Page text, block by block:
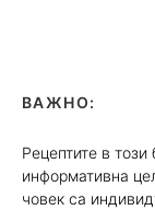
ВАЖНО:
Рецептите в
информативна
човек са